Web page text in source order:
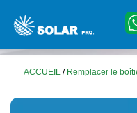
ACCUEIL / Remplacer le